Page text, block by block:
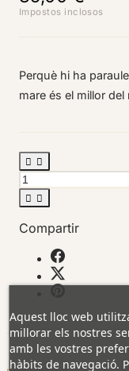
Impostos inclosos
Perquè hi ha
mare és el millor del
 
 
Compartir
Aquest lloc web
millorar els nostres
amb les vostres
hàbits de navegació.